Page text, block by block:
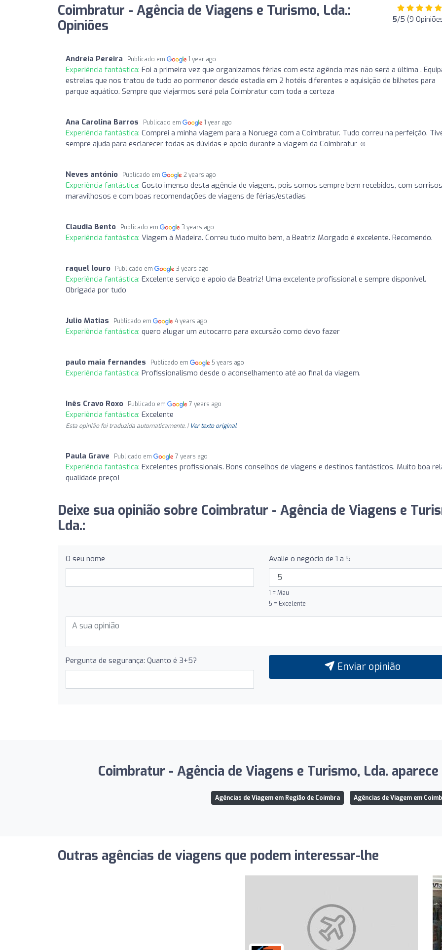
Coimbratur - Agência de Viagens e Turismo, Lda.:
Opiniões
5/5 (9
Andreia Pereira Publicado em 1 year ago
Experiência fantástica: Foi a primeira vez que organizamos férias com esta agência mas não será a última .
estrelas que nos tratou de tudo ao pormenor desde estadia em 2 hotéis diferentes e aquisição de bilhetes para
parque aquático. Sempre que viajarmos será pela Coimbratur com toda a certeza
Ana Carolina Barros Publicado em 1 year ago
Experiência fantástica: Comprei a minha viagem para a Noruega com a Coimbratur. Tudo correu na perfeição.
sempre ajuda para esclarecer todas as dúvidas e apoio durante a viagem da Coimbratur ☺️
Neves antónio Publicado em 2 years ago
Experiência fantástica: Gosto imenso desta agência de viagens, pois somos sempre bem recebidos, com sorrisos
maravilhosos e com boas recomendações de viagens de férias/estadias
Claudia Bento Publicado em 3 years ago
Experiência fantástica: Viagem à Madeira. Correu tudo muito bem, a Beatriz Morgado é excelente. Recomendo.
raquel louro Publicado em 3 years ago
Experiência fantástica: Excelente serviço e apoio da Beatriz! Uma excelente profissional e sempre disponível.
Obrigada por tudo
Julio Matias Publicado em 4 years ago
Experiência fantástica: quero alugar um autocarro para excursão como devo fazer
paulo maia fernandes Publicado em 5 years ago
Experiência fantástica: Profissionalismo desde o aconselhamento até ao final da viagem.
Inês Cravo Roxo Publicado em 7 years ago
Experiência fantástica: Excelente
Esta opinião foi traduzida automaticamente. | Ver texto original
Paula Grave Publicado em 7 years ago
Experiência fantástica: Excelentes profissionais. Bons conselhos de viagens e destinos fantásticos. Muito boa
qualidade preço!
Deixe sua opinião sobre Coimbratur - Agência de Viagens e
Lda.:
O seu nome Avalie o negócio de 1 a 5
1 = Mau
5 = Excelente
Pergunta de segurança: Quanto é 3+5? Enviar opinião
Coimbratur - Agência de Viagens e Turismo, Lda.
Agências de Viagem em Região de Coimbra Agências de Viagem em
Outras agências de viagens que podem interessar-lhe